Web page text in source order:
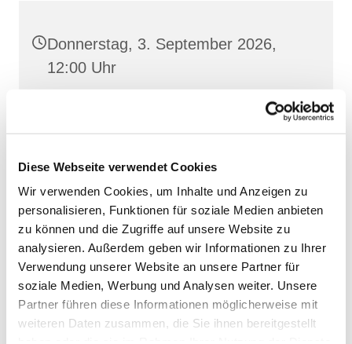
Diese Webseite verwendet Cookies
Wir verwenden Cookies, um Inhalte und Anzeigen zu
personalisieren, Funktionen für soziale Medien anbieten
zu können und die Zugriffe auf unsere Website zu
analysieren. Außerdem geben wir Informationen zu Ihrer
Verwendung unserer Website an unsere Partner für
soziale Medien, Werbung und Analysen weiter. Unsere
Partner führen diese Informationen möglicherweise mit
weiteren Daten zusammen, die Sie ihnen bereitgestellt
Donnerstag, 3. September 2026,
12:00 Uhr
Frankenwall 7, 18439 Stralsund